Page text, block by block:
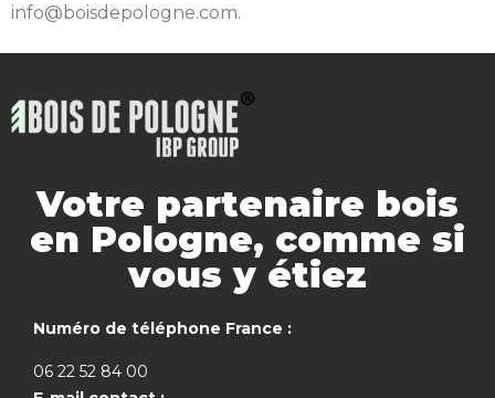
info@boisdepologne.com.
Votre partenaire bois
en Pologne, comme si
vous y étiez
Numéro de téléphone France :
06 22 52 84 00